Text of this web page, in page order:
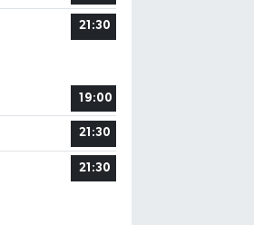
21:30
19:00
21:30
21:30